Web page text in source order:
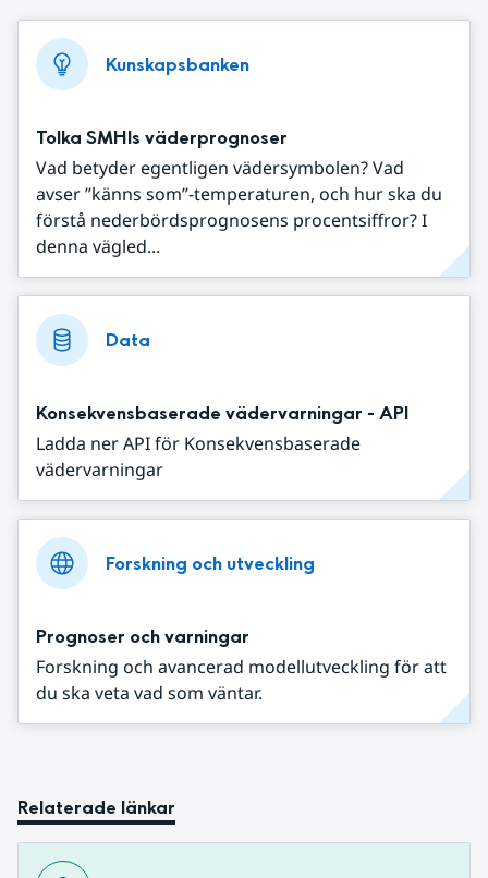
Kunskapsbanken
Tolka SMHIs väderprognoser
Vad betyder egentligen vädersymbolen? Vad
avser ”känns som”-temperaturen, och hur ska du
förstå nederbördsprognosens procentsiffror? I
denna vägled...
Data
Konsekvensbaserade vädervarningar - API
Ladda ner API för Konsekvensbaserade
vädervarningar
Forskning och utveckling
Prognoser och varningar
Forskning och avancerad modellutveckling för att
du ska veta vad som väntar.
Relaterade länkar